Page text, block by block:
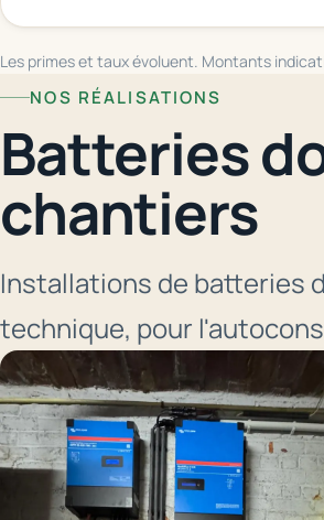
Les primes et taux évoluent. Montants
NOS RÉALISATIONS
Batteries
chantiers
Installations de batteries
technique, pour